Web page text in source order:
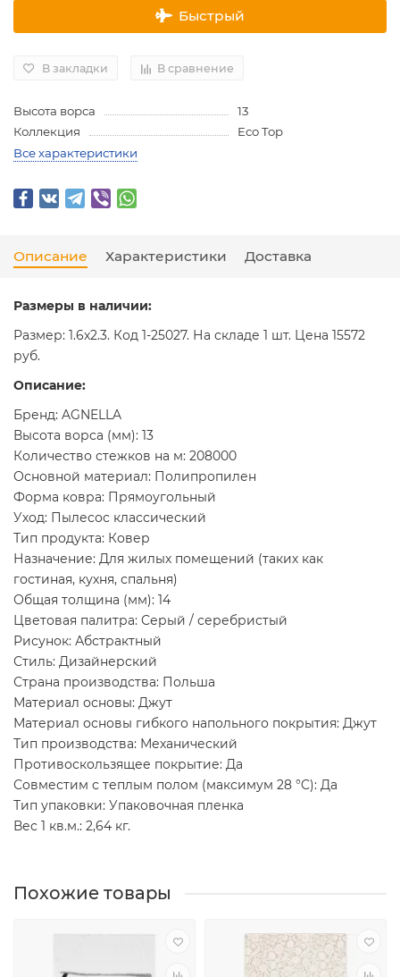
Быстрый
В закладки В сравнение
Высота ворса
13
Коллекция
Eco Top
Все характеристики
Описание Характеристики Доставка
Размеры в наличии:
Размер: 1.6x2.3. Код 1-25027. На складе 1 шт. Цена 15572
руб.
Описание:
Бренд: AGNELLA
Высота ворса (мм): 13
Количество стежков на м: 208000
Основной материал: Полипропилен
Форма ковра: Прямоугольный
Уход: Пылесос классический
Тип продукта: Ковер
Назначение: Для жилых помещений (таких как
гостиная, кухня, спальня)
Общая толщина (мм): 14
Цветовая палитра: Серый / серебристый
Рисунок: Абстрактный
Стиль: Дизайнерский
Страна производства: Польша
Материал основы: Джут
Материал основы гибкого напольного покрытия: Джут
Тип производства: Механический
Противоскользящее покрытие: Да
Совместим с теплым полом (максимум 28 °C): Да
Тип упаковки: Упаковочная пленка
Вес 1 кв.м.: 2,64 кг.
Похожие товары